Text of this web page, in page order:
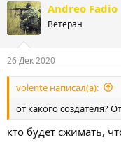
Andreo Fadio
Ветеран
26 Дек 2020
volente написал(а):
от какого создателя?
кто будет сжимать,